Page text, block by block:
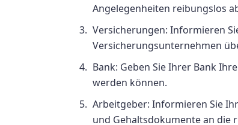
Angelegenheiten reibungslos
Versicherungen: Informieren
Versicherungsunternehmen
Bank: Geben Sie Ihrer Bank
werden können.
Arbeitgeber: Informieren Sie
und Gehaltsdokumente an die